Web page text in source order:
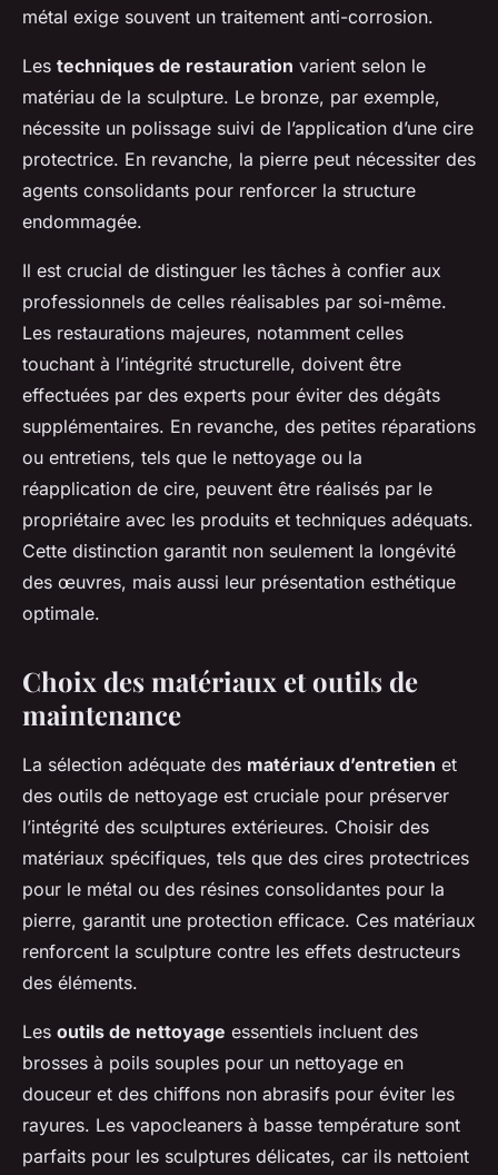
métal exige souvent un traitement anti-corrosion.
Les techniques de restauration varient selon le
matériau de la sculpture. Le bronze, par exemple,
nécessite un polissage suivi de l’application d’une cire
protectrice. En revanche, la pierre peut nécessiter des
agents consolidants pour renforcer la structure
endommagée.
Il est crucial de distinguer les tâches à confier aux
professionnels de celles réalisables par soi-même.
Les restaurations majeures, notamment celles
touchant à l’intégrité structurelle, doivent être
effectuées par des experts pour éviter des dégâts
supplémentaires. En revanche, des petites réparations
ou entretiens, tels que le nettoyage ou la
réapplication de cire, peuvent être réalisés par le
propriétaire avec les produits et techniques adéquats.
Cette distinction garantit non seulement la longévité
des œuvres, mais aussi leur présentation esthétique
optimale.
Choix des matériaux et outils de
maintenance
La sélection adéquate des matériaux d’entretien et
des outils de nettoyage est cruciale pour préserver
l’intégrité des sculptures extérieures. Choisir des
matériaux spécifiques, tels que des cires protectrices
pour le métal ou des résines consolidantes pour la
pierre, garantit une protection efficace. Ces matériaux
renforcent la sculpture contre les effets destructeurs
des éléments.
Les outils de nettoyage essentiels incluent des
brosses à poils souples pour un nettoyage en
douceur et des chiffons non abrasifs pour éviter les
rayures. Les vapocleaners à basse température sont
parfaits pour les sculptures délicates, car ils nettoient